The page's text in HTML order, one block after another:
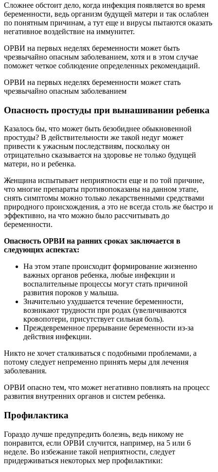
Сложнее обстоит дело, когда инфекция появляется во время
беременности, ведь организм будущей матери и так ослаблен
по понятным причинам, а тут еще и вирусы пытаются оказать
негативное воздействие на иммунитет.
ОРВИ на первых неделях беременности может быть
чрезвычайно опасным заболеванием, хотя и в этом случае
поможет четкое соблюдение определенных рекомендаций.
ОРВИ на первых неделях беременности может стать
чрезвычайно опасным заболеванием
Опасность простуды при вынашивании ребенка
Казалось бы, что может быть безобиднее обыкновенной
простуды? В действительности же такой недуг может
привести к ужасным последствиям, поскольку он
отрицательно сказывается на здоровье не только будущей
матери, но и ребенка.
Женщина испытывает неприятности еще и по той причине,
что многие препараты противопоказаны на данном этапе,
снять симптомы можно только лекарственными средствами
природного происхождения, а это не всегда столь же быстро и
эффективно, на что можно было рассчитывать до
беременности.
Опасность ОРВИ на ранних сроках заключается в
следующих аспектах:
На этом этапе происходит формирование жизненно
важных органов ребенка, любые инфекции и
воспалительные процессы могут стать причиной
развития пороков у малыша.
Значительно ухудшается течение беременности,
возникают трудности при родах (увеличиваются
кровопотери, присутствует сильная боль).
Преждевременное прерывание беременности из-за
действия инфекции.
Никто не хочет сталкиваться с подобными проблемами, а
потому следует непременно принять меры для лечения
заболевания.
ОРВИ опасно тем, что может негативно повлиять на процесс
развития внутренних органов и систем ребенка.
Профилактика
Гораздо лучше предупредить болезнь, ведь никому не
понравится, если ОРВИ случится, например, на 5 или 6
неделе. Во избежание такой неприятности, следует
придерживаться некоторых мер профилактики: